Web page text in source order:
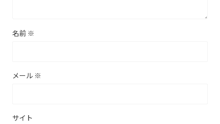
名前 ※
メール ※
サイト